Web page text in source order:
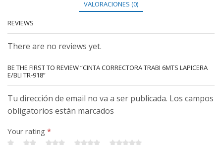
VALORACIONES (0)
REVIEWS
There are no reviews yet.
BE THE FIRST TO REVIEW “CINTA CORRECTORA TRABI 6MTS LAPICERA
E/BLI TR-918”
Tu dirección de email no va a ser publicada. Los campos
obligatorios están marcados
Your rating *